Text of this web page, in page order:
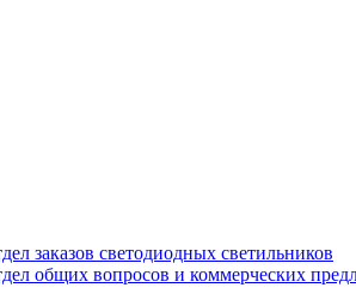
заказов светодиодных светильников
общих вопросов и коммерческих